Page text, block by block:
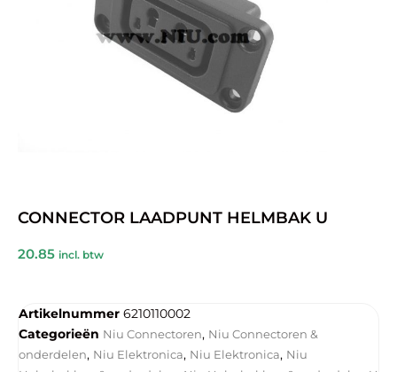
CONNECTOR LAADPUNT HELMBAK U
20.85 incl. btw
Artikelnummer 6210110002
Categorieën Niu Connectoren, Niu Connectoren &
onderdelen, Niu Elektronica, Niu Elektronica, Niu